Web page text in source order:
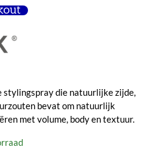
stylingspray die natuurlijke zijde,
bevat om natuurlijk
met volume, body en textuur.